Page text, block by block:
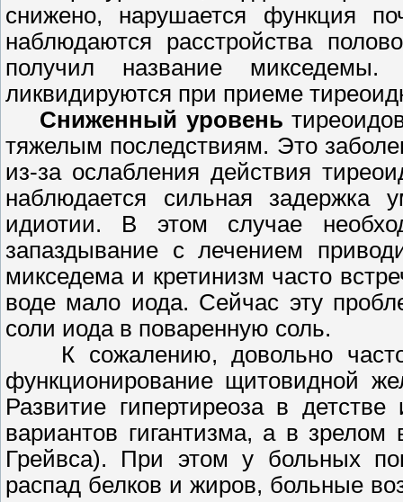
снижено, нарушается функция
наблюдаются расстройства
получил название
ликвидируются при приеме
Сниженный уровень
тяжелым последствиям. Это
из-за ослабления действия
наблюдается сильная задержка
идиотии. В этом случае
запаздывание с лечением
микседема и кретинизм часто
воде мало иода. Сейчас эту
соли иода в поваренную соль.
К сожалению, довольно часто
функционирование щитовидной
Развитие гипертиреоза в
вариантов гигантизма, а в
Грейвса). При этом у больных
распад белков и жиров, больные